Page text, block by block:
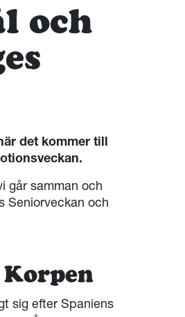
och
det kommer till
går samman och
Seniorveckan och
sig efter Spaniens